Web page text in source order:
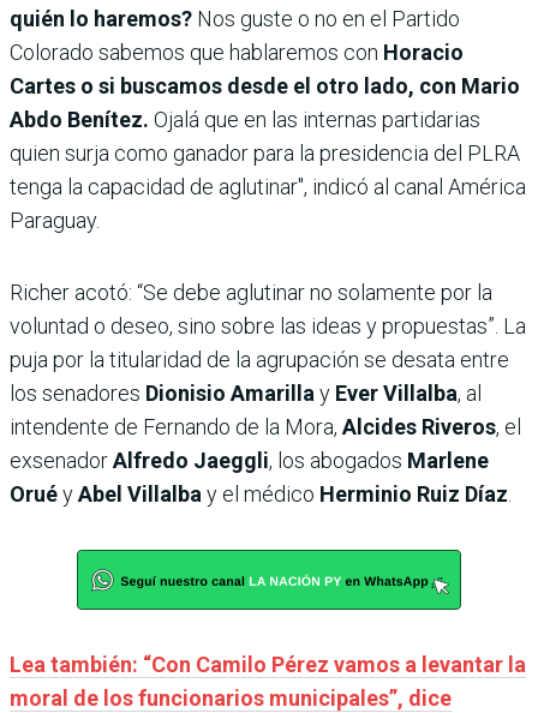
quién lo haremos? Nos guste o no en el Partido
Colorado sabemos que hablaremos con Horacio
Cartes o si buscamos desde el otro lado, con Mario
Abdo Benítez. Ojalá que en las internas partidarias
quien surja como ganador para la presidencia del PLRA
tenga la capacidad de aglutinar", indicó al canal América
Paraguay.
Richer acotó: “Se debe aglutinar no solamente por la
voluntad o deseo, sino sobre las ideas y propuestas”. La
puja por la titularidad de la agrupación se desata entre
los senadores Dionisio Amarillay Ever Villalba, al
intendente de Fernando de la Mora, Alcides Riveros, el
exsenadorAlfredo Jaeggli, los abogados Marlene
OruéyAbel Villalbay el médico Herminio Ruiz Díaz.
Lea también: “Con Camilo Pérez vamos a levantar la
moral de los funcionarios municipales”, dice